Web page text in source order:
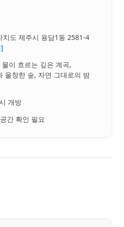
치도 제주시 용담1동 2581-4
이 흐르는 깊은 계곡,
울창한 숲, 자연 그대로의 밤
개방
간 확인 필요